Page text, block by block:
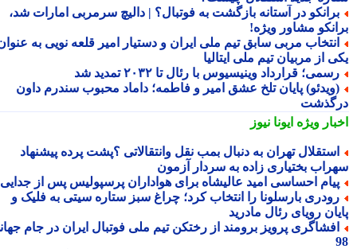
در آستانه بازگشت به فوتبال؟ | دالیچ سرمربی امارات شد،
مشاور ویژه!
مربی سابق تیم ملی ایران و دستیار امیر قلعه نویی به عنوان
از مربیان تیم ملی ایتالیا
قرارداد وینیسیوس با رئال تا ۲۰۳۲ تمدید شد
پایان تلخ عشق امیر و فاطمه؛ داماد محبوب سندرم داون
ویژهایونا نیوز
تهران به دنبال بمب نقل وانتقالاتی ؟پشت پرده پیشنهاد
بختیاری زاده به سردار آزمون
احساسی امید عالیشاه برای هواداران پرسپولیس پس از جدایی
بارسلونا را انتخاب کرد؛ چراغ سبز ستاره سیتی به فلیک و
رویای رئال مادرید
پرویز برومند از رختکن تیم ملی فوتبال ایران در جام جهانی